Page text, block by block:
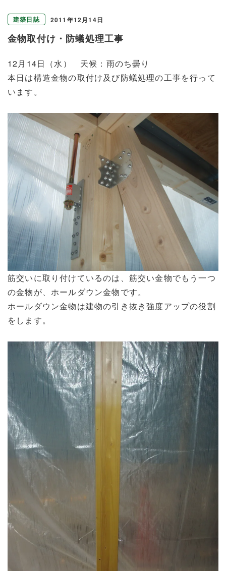
建築日誌 2011年12月14日
金物取付け・防蟻処理工事
12月14日（水） 天候：雨のち曇り
本日は構造金物の取付け及び防蟻処理の工事を行って
います。
筋交いに取り付けているのは、筋交い金物でもう一つ
の金物が、ホールダウン金物です。
ホールダウン金物は建物の引き抜き強度アップの役割
をします。